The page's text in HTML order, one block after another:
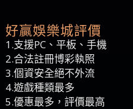
好贏娛樂城評價
1.支援PC、平板、手機
2.合法註冊博彩執照
3.個資安全絕不外流
4.遊戲種類最多
5.優惠最多，評價最高